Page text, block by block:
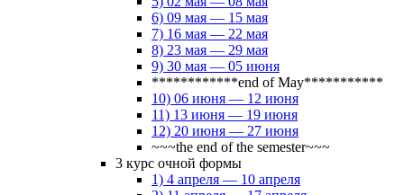
6) 09 мая — 15 мая
7) 16 мая — 22 мая
8) 23 мая — 29 мая
9) 30 мая — 05 июня
************end of May***********
10) 06 июня — 12 июня
11) 13 июня — 19 июня
12) 20 июня — 27 июня
~~~the end of the semester~~~
3 курс очной формы
1) 4 апреля — 10 апреля